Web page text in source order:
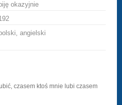
okazyjnie
angielski
czasem ktoś mnie lubi czasem